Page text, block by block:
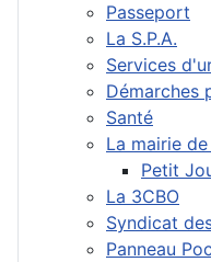
Passeport
La S.P.A.
Services
Démarches
Santé
La mairie
Petit
La 3CBO
Syndicat
Panneau